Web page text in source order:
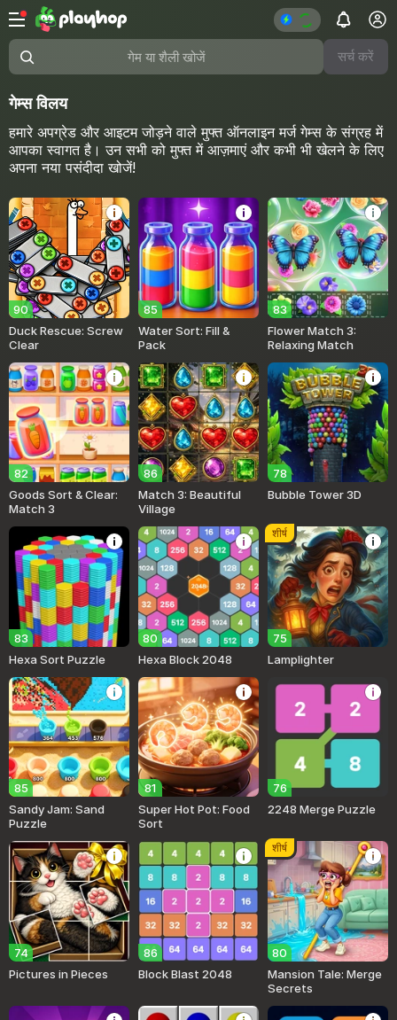
गेम या शैली खोजें सर्च करें
गेम्स विलय
हमारे अपग्रेड और आइटम जोड़ने वाले मुफ्त ऑनलाइन मर्ज गेम्स के संग्रह में
आपका स्वागत है। उन सभी को मुफ्त में आज़माएं और कभी भी खेलने के लिए
अपना नया पसंदीदा खोजें!
90
Duck Rescue: Screw
Clear
85
Water Sort: Fill &
Pack
83
Flower Match 3:
Relaxing Match
82
Goods Sort & Clear:
Match 3
86
Match 3: Beautiful
Village
78
Bubble Tower 3D
83
Hexa Sort Puzzle
80
Hexa Block 2048
75
शीर्ष
Lamplighter
85
Sandy Jam: Sand
Puzzle
81
Super Hot Pot: Food
Sort
76
2248 Merge Puzzle
74
Pictures in Pieces
86
Block Blast 2048
80
शीर्ष
Mansion Tale: Merge
Secrets